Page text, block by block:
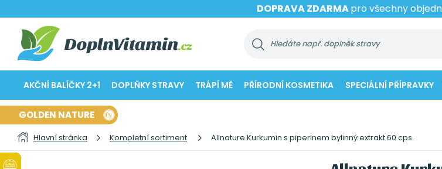
DOPRAVA ZDARMApro všechny
AKČNÍ BALÍČKY 2+1 DOPLŇKY STRAVY TRÁPÍ MĚ PŘÍRODNÍ KOSMETIKA SPECIÁLNÍ PŘÍPRAVKY
GOLDEN NATURE
Hlavní stránka Kompletní sortiment Allnature Kurkumin s piperinem bylinný extrakt 60 cps.